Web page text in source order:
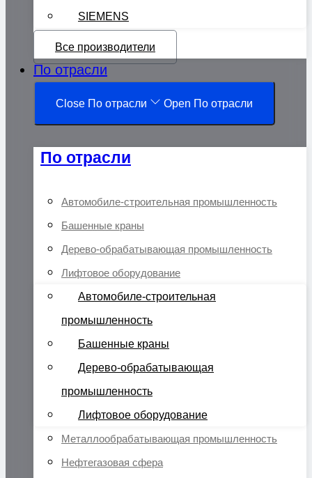
SIEMENS
Все производители
По отрасли
Close По отрасли Open По отрасли
По отрасли
Автомобиле-строительная промышленность
Башенные краны
Дерево-обрабатывающая промышленность
Лифтовое оборудование
Автомобиле-строительная
промышленность
Башенные краны
Дерево-обрабатывающая
промышленность
Лифтовое оборудование
Металлообрабатывающая промышленность
Нефтегазовая сфера